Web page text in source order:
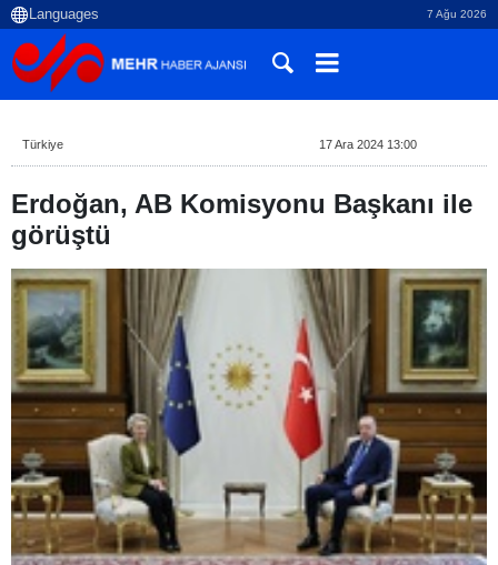
7 Ağu 2026
Türkiye 17 Ara 2024 13:00
Erdoğan, AB Komisyonu Başkanı ile
görüştü